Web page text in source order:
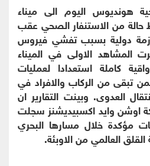
هونديوس اليوم الى ميناء
من الاستنفار الصحي عقب
دولية بسبب تفشي فيروس
المشاهد الاولى في الميناء
كاملة استعدادا لعمليات
تبقى من الركاب والافراد في
العدوى. وبينت التقارير ان
اوشن وايد اكسبيديشنز سجلت
مؤكدة خلال مسارها البحري
العالمي من الاوبئة.